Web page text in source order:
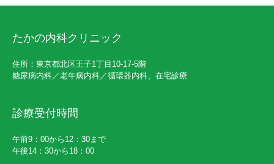
たかの内科クリニック
住所：東京都北区王子1丁目10-17-5階
糖尿病内科／老年病内科／循環器内科、在宅診療
診療受付時間
午前9：00から12：30まで
午後14：30から18：00